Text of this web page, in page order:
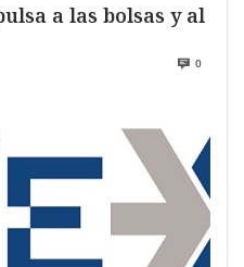
a las bolsas y al
0